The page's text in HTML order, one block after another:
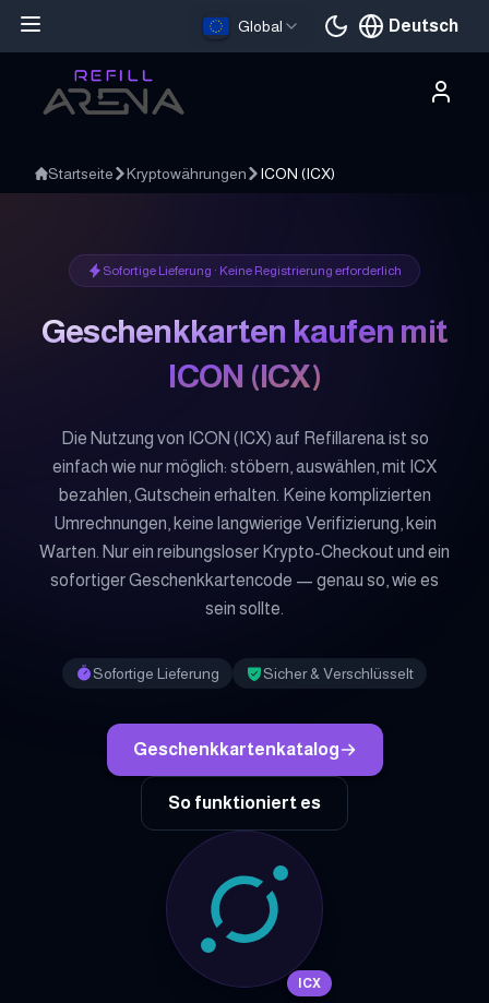
Global Deutsch
Aktuelle Sprache
Startseite Kryptowährungen ICON (ICX)
Sofortige Lieferung · Keine Registrierung erforderlich
Geschenkkarten kaufen mit
ICON (ICX)
Die Nutzung von ICON (ICX) auf Refillarena ist so
einfach wie nur möglich: stöbern, auswählen, mit ICX
bezahlen, Gutschein erhalten. Keine komplizierten
Umrechnungen, keine langwierige Verifizierung, kein
Warten. Nur ein reibungsloser Krypto-Checkout und ein
sofortiger Geschenkkartencode — genau so, wie es
sein sollte.
Sofortige Lieferung Sicher & Verschlüsselt
Geschenkkartenkatalog
So funktioniert es
ICX